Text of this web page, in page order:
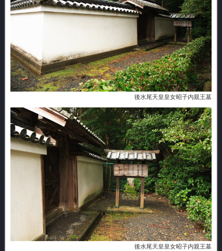
後水尾天皇皇女昭子内親王墓
後水尾天皇皇女昭子内親王墓